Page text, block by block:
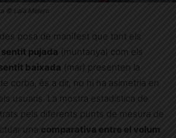
© Laia Melero
posa de manifest que tant els
pujada (muntanya) com els
baixada (mar) presenten la
corba, és a dir, no hi ha asimetria en
usuaris. La mostra estadística de
pels diferents punts de mesura de
una comparativa entre el volum